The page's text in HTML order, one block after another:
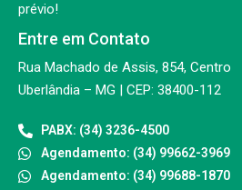
prévio!
Entre em Contato
Rua Machado de Assis, 854, Centro
Uberlândia – MG | CEP: 38400-112
PABX: (34) 3236-4500
Agendamento: (34) 99662-3969
Agendamento: (34) 99688-1870